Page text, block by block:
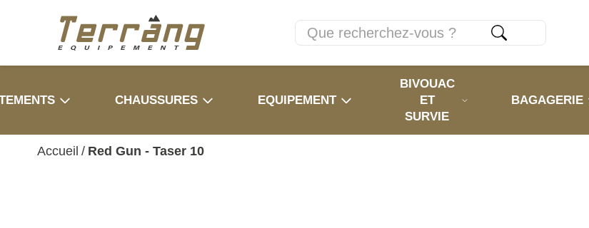
CHAUSSURES EQUIPEMENT
BIVOUAC
ET
SURVIE
BAGAGERIE
Accueil / Red Gun - Taser 10